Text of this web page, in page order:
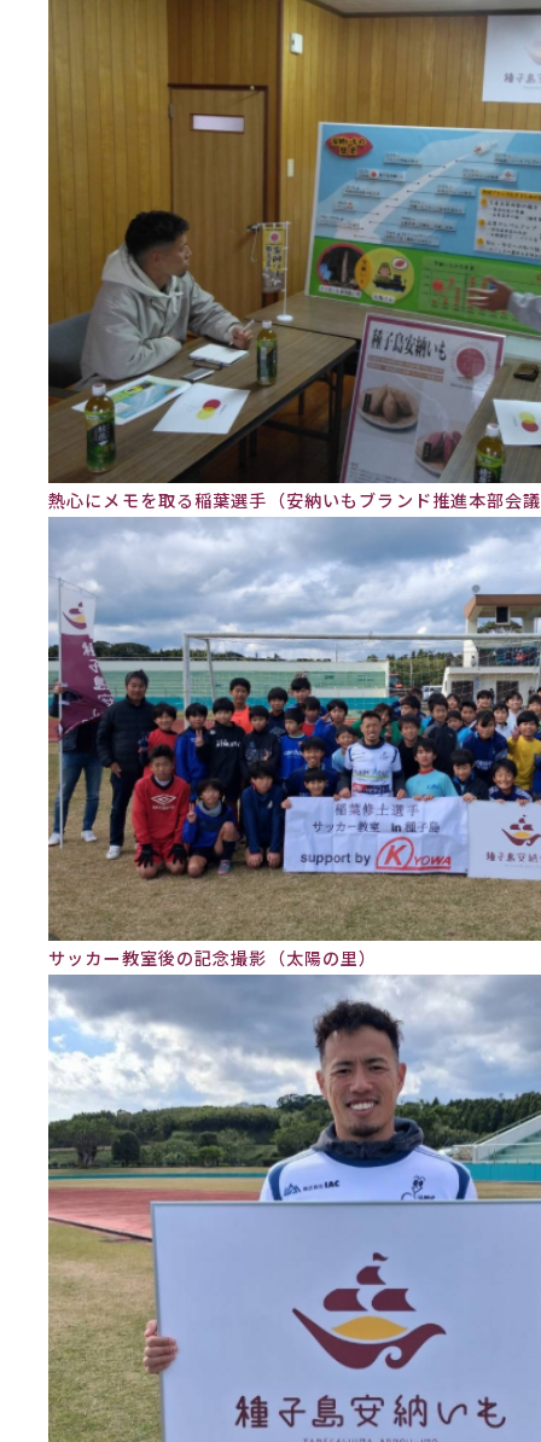
熱心にメモを取る稲葉選手（安納いもブランド推進本部会
サッカー教室後の記念撮影（太陽の里）